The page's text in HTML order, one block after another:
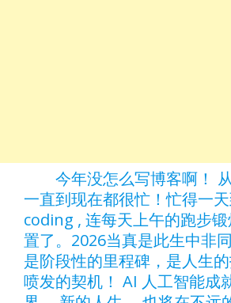
今年没怎么写博客啊！
一直到现在都很忙！忙得一
coding , 连每天上午的跑步
置了。2026当真是此生中非
是阶段性的里程碑，是人生
喷发的契机！ AI 人工智能成